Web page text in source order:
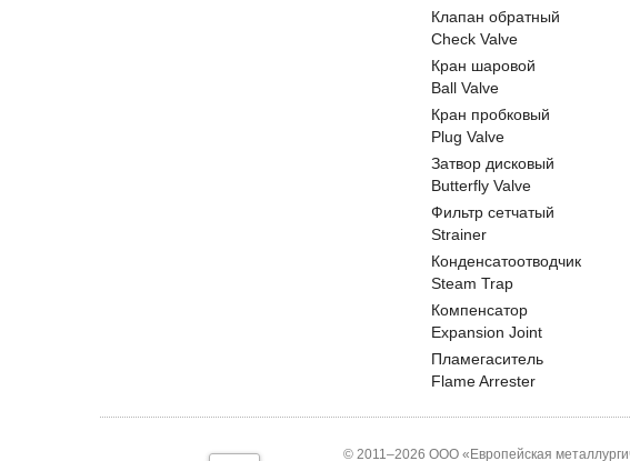
Клапан обратный
Check Valve
Кран шаровой
Ball Valve
Кран пробковый
Plug Valve
Затвор дисковый
Butterfly Valve
Фильтр сетчатый
Strainer
Конденсатоотводчик
Steam Trap
Компенсатор
Expansion Joint
Пламегаситель
Flame Arrester
© 2011–2026 ООО «Европейская